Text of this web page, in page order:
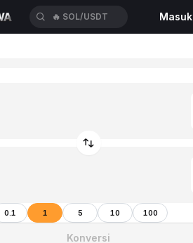
🔥 SOL/USDT Masuk
0.1 1 5 10 100
Konversi